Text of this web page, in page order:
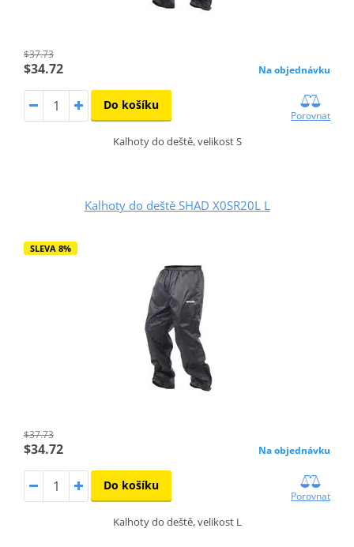
$37.73
$34.72 Na objednávku
Do košíku
Porovnat
Kalhoty do deště, velikost S
Kalhoty do deště SHAD X0SR20L L
SLEVA 8%
$37.73
$34.72 Na objednávku
Do košíku
Porovnat
Kalhoty do deště, velikost L